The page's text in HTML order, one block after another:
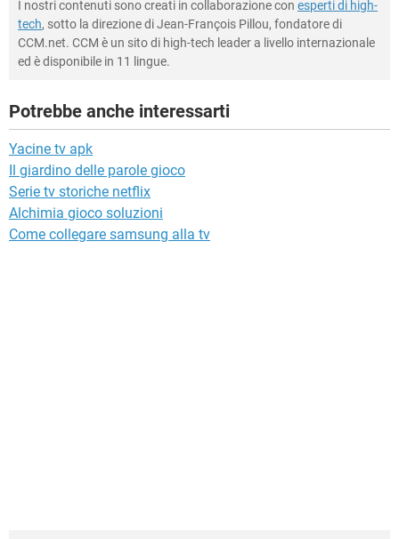
I nostri contenuti sono creati in collaborazione con esperti di high-
tech, sotto la direzione di Jean-François Pillou, fondatore di
CCM.net. CCM è un sito di high-tech leader a livello internazionale
ed è disponibile in 11 lingue.
Potrebbe anche interessarti
Yacine tv apk
Il giardino delle parole gioco
Serie tv storiche netflix
Alchimia gioco soluzioni
Come collegare samsung alla tv